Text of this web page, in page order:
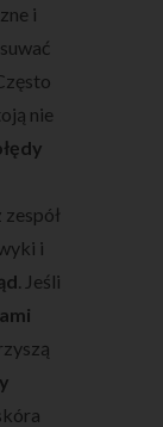
i
nie
zespół
i
. Jeśli